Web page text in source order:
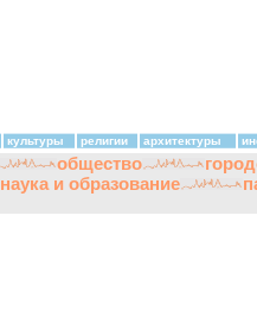
культуры религии архитектуры
общество
наука и образование